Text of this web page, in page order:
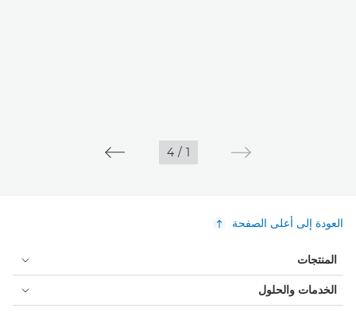
1
/
4
العودة إلى أعلى الصفحة
المنتجات
الخدمات والحلول